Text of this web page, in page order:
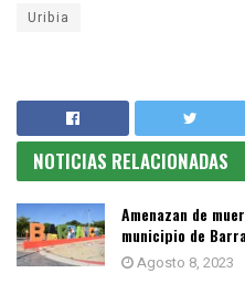
Uribia
NOTICIAS RELACIONADAS
Amenazan de
municipio de
Agosto 8, 2023